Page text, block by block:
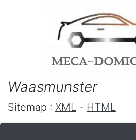
Waasmunster
Sitemap : XML - HTML